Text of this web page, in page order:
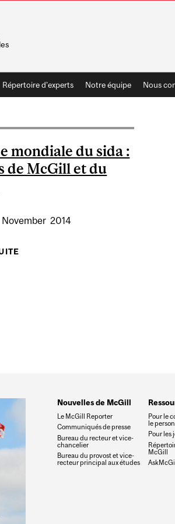
Répertoire d'experts Notre équipe Nous
mondiale du sida :
de McGill et du
November 2014
Nouvelles de McGill
Le McGill Reporter
Communiqués de presse
Bureau du recteur et vice-
chancelier
Bureau du provost et vice-
recteur principal aux études
Pour le
le
Pour les
McGill